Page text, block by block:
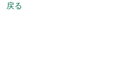
戻る